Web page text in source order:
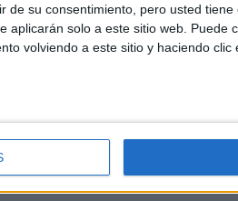
de su consentimiento, pero usted
aplicarán solo a este sitio web. Puede
volviendo a este sitio y haciendo